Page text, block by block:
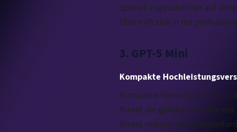
Speziell zugeschnitten auf
Übertrifft sich in der
3. GPT-5 Mini
Kompakte
Kompakte Version von GPT-5,
Bietet die gleichen Vorteile
Bietet reduzierte